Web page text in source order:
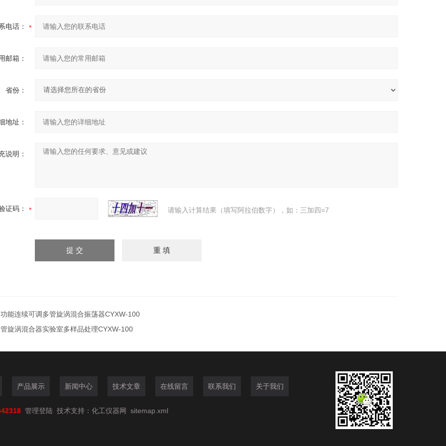
电话：
邮箱：
省份：
地址：
说明：
证码： 请输入计算结果（填写阿拉伯数字），如：三加四=7
能连续可调多管旋涡混合振荡器CYXW-100
旋涡混合器实验室多样品处理CYXW-100
产品展示 新闻中心 技术文章 在线留言 联系我们 关于我们
管理登陆 技术支持： 化工仪器网 sitemap.xml